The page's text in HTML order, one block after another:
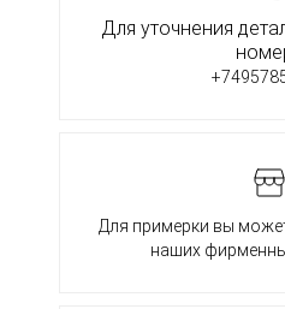
Для уточнения
Для примерки вы
наших